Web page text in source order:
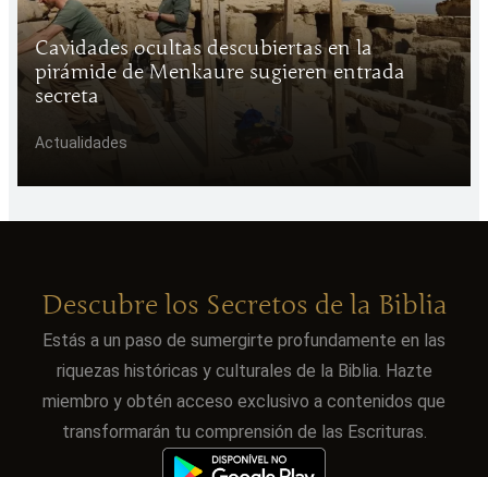
Cavidades ocultas descubiertas en la
pirámide de Menkaure sugieren entrada
secreta
Actualidades
Descubre los Secretos de la Biblia
Estás a un paso de sumergirte profundamente en las
riquezas históricas y culturales de la Biblia. Hazte
miembro y obtén acceso exclusivo a contenidos que
transformarán tu comprensión de las Escrituras.